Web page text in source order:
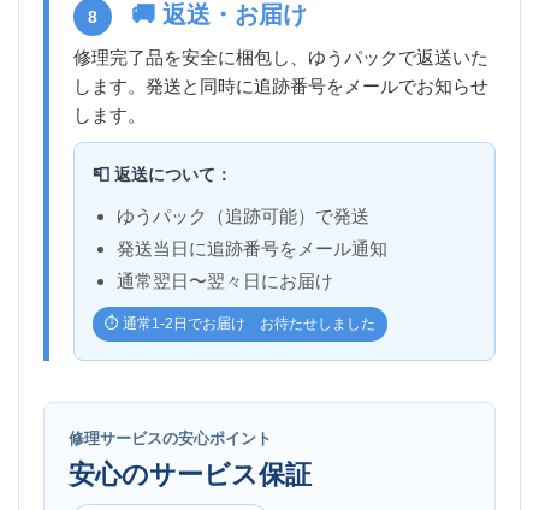
8 🚚 返送・お届け
修理完了品を安全に梱包し、ゆうパックで返送いた
します。発送と同時に追跡番号をメールでお知らせ
します。
📮 返送について：
ゆうパック（追跡可能）で発送
発送当日に追跡番号をメール通知
通常翌日〜翌々日にお届け
⏱️ 通常1-2日でお届け お待たせしました
修理サービスの安心ポイント
安心のサービス保証